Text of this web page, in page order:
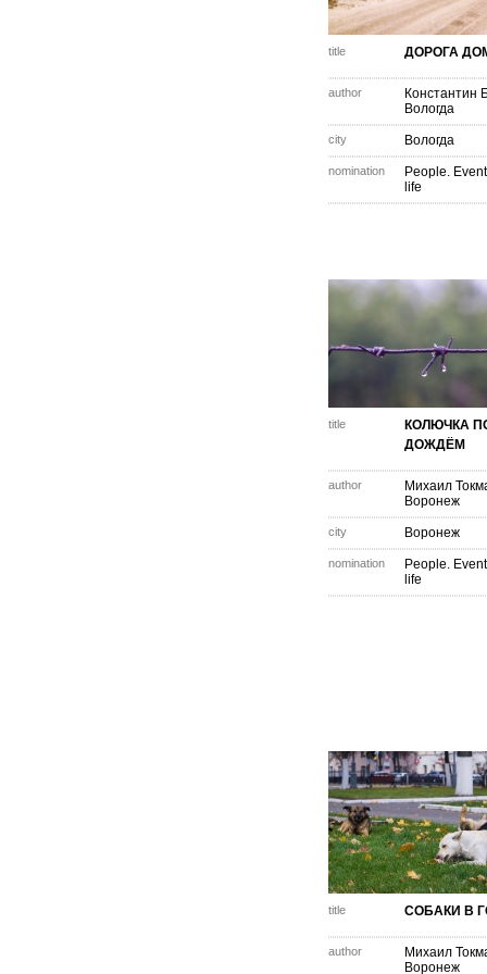
title ДОРОГА
author
Константин
Вологда
city Вологда
nomination
People.
life
title
КОЛЮЧКА
ДОЖДЁМ
author
Михаил
Воронеж
city Воронеж
nomination
People.
life
title СОБАКИ В
author
Михаил
Воронеж